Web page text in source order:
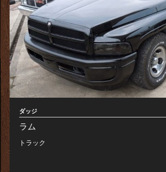
ダッジ
ラム
トラック